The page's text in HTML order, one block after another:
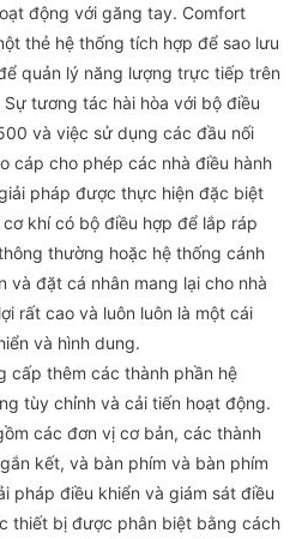
động với găng tay. Comfort
thẻ hệ thống tích hợp để sao lưu
quản lý năng lượng trực tiếp trên
tương tác hài hòa với bộ điều
và việc sử dụng các đầu nối
cáp cho phép các nhà điều hành
pháp được thực hiện đặc biệt
khí có bộ điều hợp để lắp ráp
thường hoặc hệ thống cánh
và đặt cá nhân mang lại cho nhà
rất cao và luôn luôn là một cái
và hình dung.
cấp thêm các thành phần hệ
tùy chỉnh và cải tiến hoạt động.
các đơn vị cơ bản, các thành
kết, và bàn phím và bàn phím
pháp điều khiển và giám sát điều
thiết bị được phân biệt bằng cách